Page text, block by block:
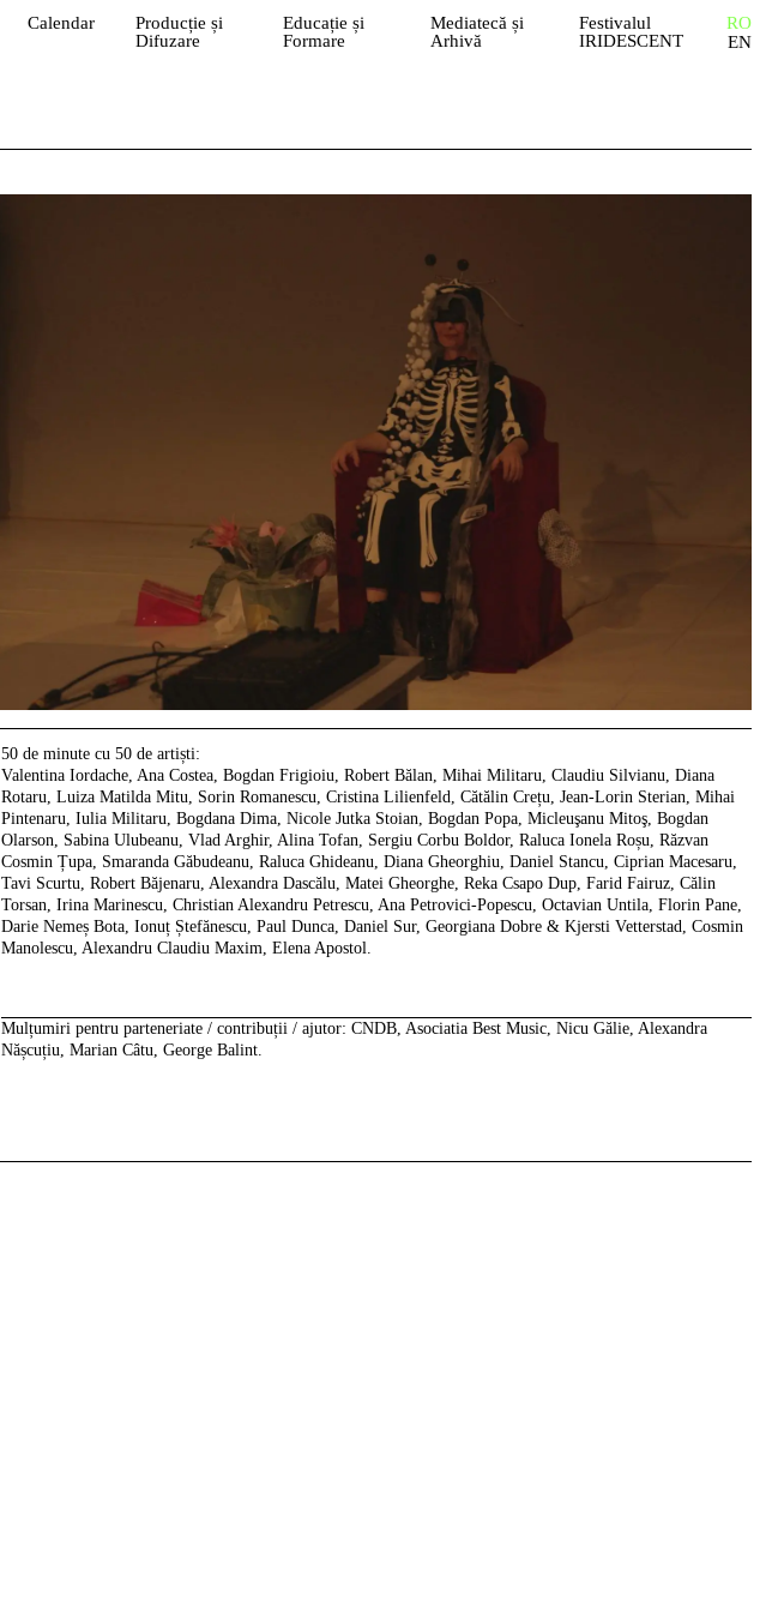
Calendar
Producție și
Difuzare
Educație și
Formare
Mediatecă și
Arhivă
Festivalul
IRIDESCENT
RO
EN
50 de minute cu 50 de artiști:
Valentina Iordache, Ana Costea, Bogdan Frigioiu, Robert Bălan, Mihai Militaru, Claudiu Silvianu, Diana
Rotaru, Luiza Matilda Mitu, Sorin Romanescu, Cristina Lilienfeld, Cătălin Crețu, Jean-Lorin Sterian, Mihai
Pintenaru, Iulia Militaru, Bogdana Dima, Nicole Jutka Stoian, Bogdan Popa, Micleuşanu Mitoş, Bogdan
Olarson, Sabina Ulubeanu, Vlad Arghir, Alina Tofan, Sergiu Corbu Boldor, Raluca Ionela Roșu, Răzvan
Cosmin Țupa, Smaranda Găbudeanu, Raluca Ghideanu, Diana Gheorghiu, Daniel Stancu, Ciprian Macesaru,
Tavi Scurtu, Robert Băjenaru, Alexandra Dascălu, Matei Gheorghe, Reka Csapo Dup, Farid Fairuz, Călin
Torsan, Irina Marinescu, Christian Alexandru Petrescu, Ana Petrovici-Popescu, Octavian Untila, Florin Pane,
Darie Nemeș Bota, Ionuț Ștefănescu, Paul Dunca, Daniel Sur, Georgiana Dobre & Kjersti Vetterstad, Cosmin
Manolescu, Alexandru Claudiu Maxim, Elena Apostol.
Mulțumiri pentru parteneriate / contribuții / ajutor: CNDB, Asociatia Best Music, Nicu Gălie, Alexandra
Nășcuțiu, Marian Câtu, George Balint.